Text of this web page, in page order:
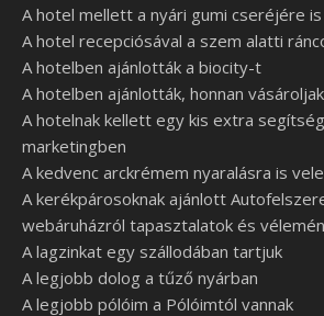
A hotel mellett a nyári gumi cseréjére
A hotel recepciósával a szem alatti
A hotelben ajánlották a biocity-t
A hotelben ajánlották, honnan
A hotelnak kellett egy kis extra
marketingben
A kedvenc arckrémem nyaralásra is
A kerékpárosoknak ajánlott
webáruházról tapasztalatok és
A lagzinkat egy szállodában tartjuk
A legjobb dolog a tűző nyárban
A legjobb pólóim a Pólóimtól vannak